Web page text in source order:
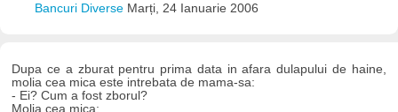
Bancuri Diverse Marți, 24 Ianuarie 2006
Dupa ce a zburat pentru prima data in afara dulapului de haine,
molia cea mica este intrebata de mama-sa:
- Ei? Cum a fost zborul?
Molia cea mica: